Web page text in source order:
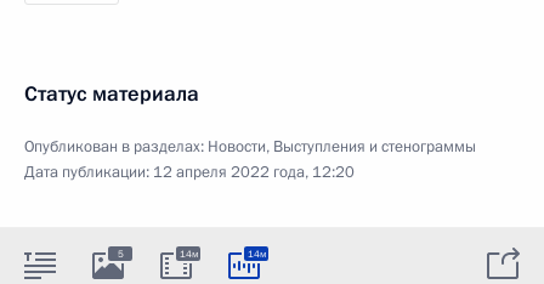
Статус материала
Опубликован в разделах: Новости, Выступления и стенограммы
Дата публикации: 12 апреля 2022 года, 12:20
5 14м 14м